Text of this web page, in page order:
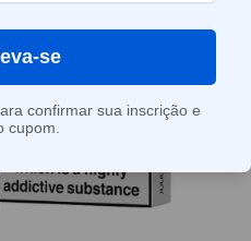
se
confirmar sua inscrição e
cupom.